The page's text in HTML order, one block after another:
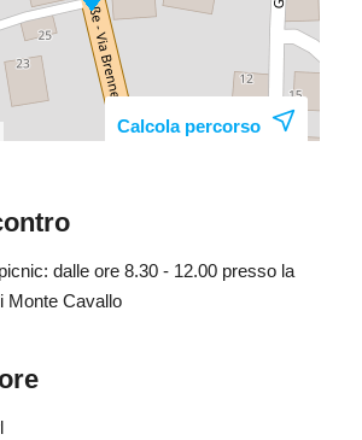
Calcola percorso
dalle ore 8.30 - 12.00 presso la
Monte Cavallo